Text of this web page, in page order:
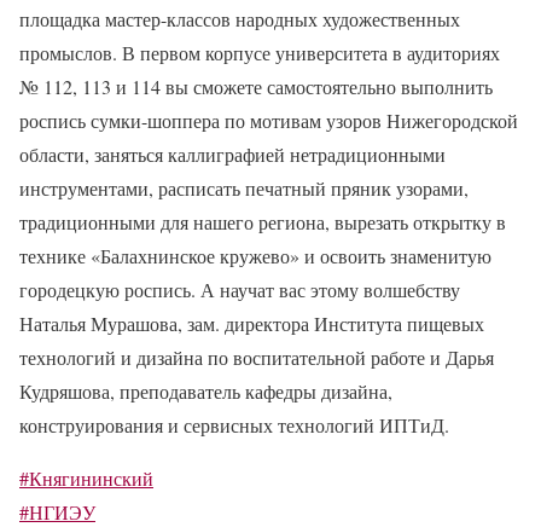
площадка мастер-классов народных художественных
промыслов. В первом корпусе университета в аудиториях
№ 112, 113 и 114 вы сможете самостоятельно выполнить
роспись сумки-шоппера по мотивам узоров Нижегородской
области, заняться каллиграфией нетрадиционными
инструментами, расписать печатный пряник узорами,
традиционными для нашего региона, вырезать открытку в
технике «Балахнинское кружево» и освоить знаменитую
городецкую роспись. А научат вас этому волшебству
Наталья Мурашова, зам. директора Института пищевых
технологий и дизайна по воспитательной работе и Дарья
Кудряшова, преподаватель кафедры дизайна,
конструирования и сервисных технологий ИПТиД.
#Княгининский
#НГИЭУ